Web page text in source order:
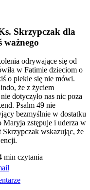
Skrzypczak dla
ważnego
odrywające się od
w Fatimie dzieciom o
o piekle się nie mówi.
że z życiem
dotyczyło nas nic poza
Psalm 49 nie
bezmyślnie w dostatku
zstępuje i uderza w
wskazując, że
min czytania